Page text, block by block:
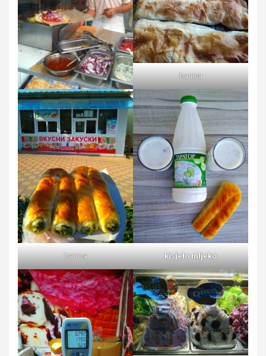
banica
banica kisjeło mljeko